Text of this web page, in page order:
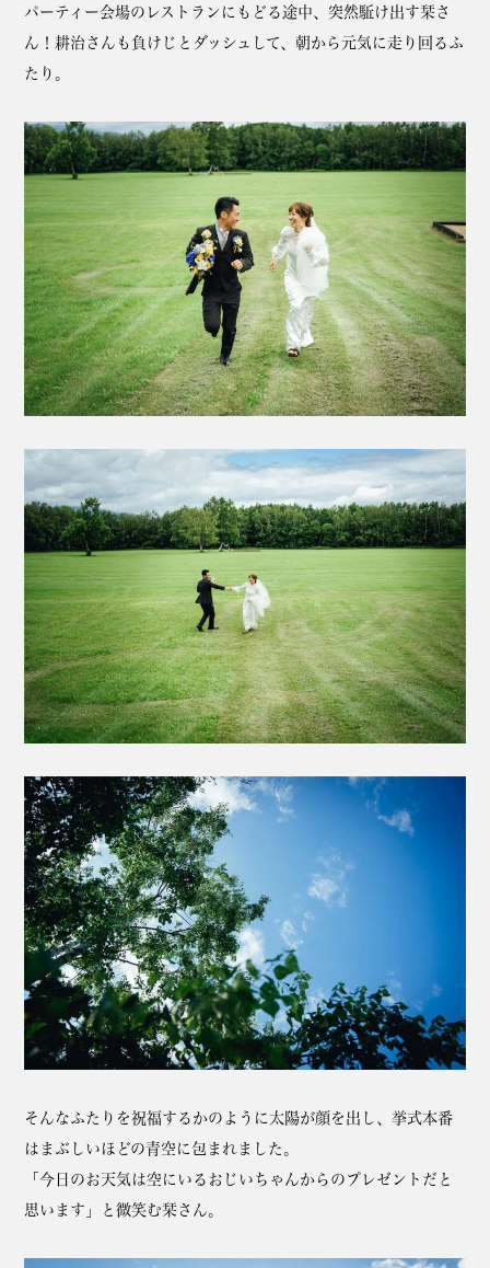
パーティー会場のレストランにもどる途中、突然駈け出す栞さ
ん！耕治さんも負けじとダッシュして、朝から元気に走り回るふ
たり。
そんなふたりを祝福するかのように太陽が顔を出し、挙式本番
はまぶしいほどの青空に包まれました。
「今日のお天気は空にいるおじいちゃんからのプレゼントだと
思います」と微笑む栞さん。